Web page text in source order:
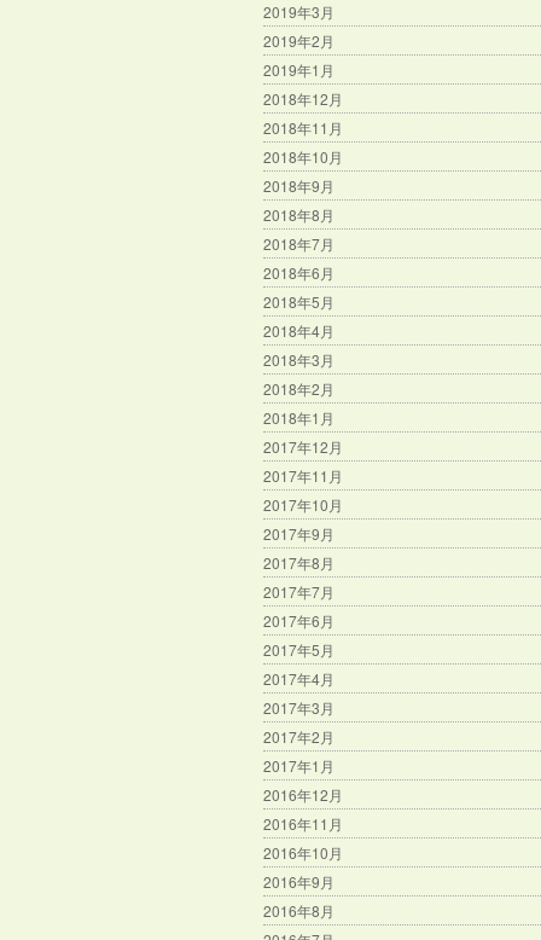
2019年3月
2019年2月
2019年1月
2018年12月
2018年11月
2018年10月
2018年9月
2018年8月
2018年7月
2018年6月
2018年5月
2018年4月
2018年3月
2018年2月
2018年1月
2017年12月
2017年11月
2017年10月
2017年9月
2017年8月
2017年7月
2017年6月
2017年5月
2017年4月
2017年3月
2017年2月
2017年1月
2016年12月
2016年11月
2016年10月
2016年9月
2016年8月